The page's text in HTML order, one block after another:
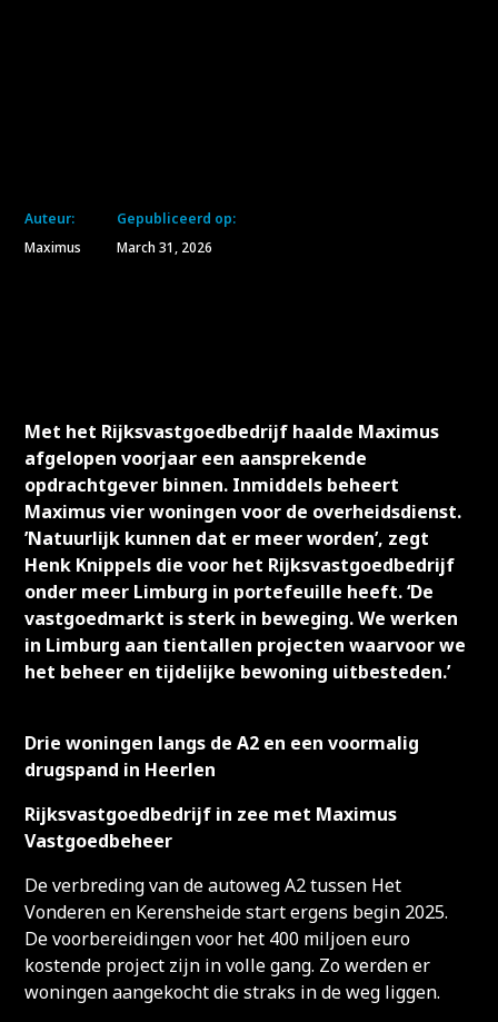
Auteur:
Maximus
Gepubliceerd op:
March 31, 2026
Met het Rijksvastgoedbedrijf haalde Maximus
afgelopen voorjaar een aansprekende
opdrachtgever binnen. Inmiddels beheert
Maximus vier woningen voor de overheidsdienst.
’Natuurlijk kunnen dat er meer worden’, zegt
Henk Knippels die voor het Rijksvastgoedbedrijf
onder meer Limburg in portefeuille heeft. ‘De
vastgoedmarkt is sterk in beweging. We werken
in Limburg aan tientallen projecten waarvoor we
het beheer en tijdelijke bewoning uitbesteden.’
Drie woningen langs de A2 en een voormalig
drugspand in Heerlen
Rijksvastgoedbedrijf in zee met Maximus
Vastgoedbeheer
De verbreding van de autoweg A2 tussen Het
Vonderen en Kerensheide start ergens begin 2025.
De voorbereidingen voor het 400 miljoen euro
kostende project zijn in volle gang. Zo werden er
woningen aangekocht die straks in de weg liggen.